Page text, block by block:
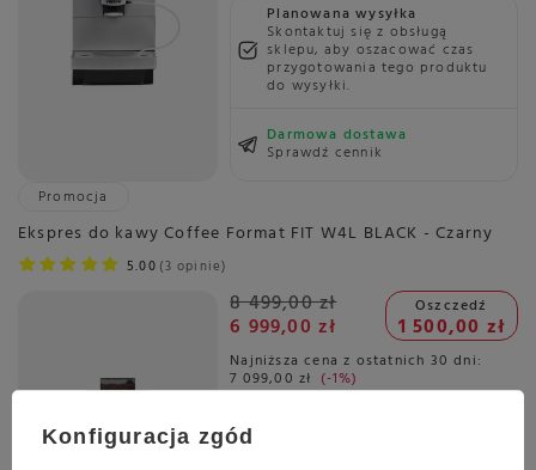
Planowana wysyłka
Skontaktuj się z obsługą
sklepu, aby oszacować czas
przygotowania tego produktu
do wysyłki.
Darmowa dostawa
Sprawdź cennik
Promocja
Ekspres do kawy Coffee Format FIT W4L BLACK - Czarny
5.00 3 opinie
8 499,00 zł
6 999,00 zł
Oszczedź
1 500,00 zł
Najniższa cena z ostatnich 30 dni:
7 099,00 zł -1%
Konfiguracja zgód